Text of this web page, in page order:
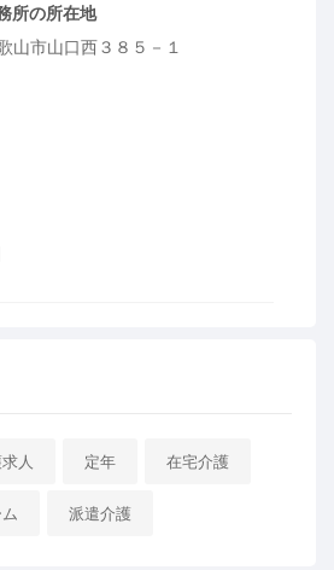
所の所在地
山市山口西３８５－１
人 定年 在宅介護
派遣介護